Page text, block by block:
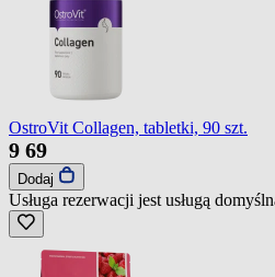
OstroVit Collagen, tabletki, 90 szt.
9 69
Dodaj
Usługa rezerwacji jest usługą